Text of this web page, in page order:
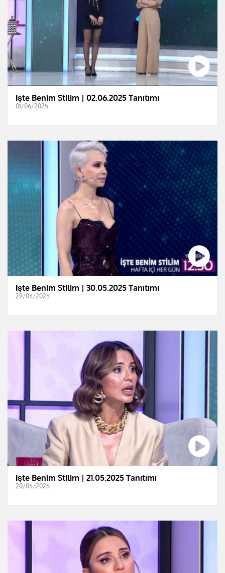
İşte Benim Stilim | 02.06.2025 Tanıtımı
01/06/2025
İşte Benim Stilim | 30.05.2025 Tanıtımı
29/05/2025
İşte Benim Stilim | 21.05.2025 Tanıtımı
20/05/2025